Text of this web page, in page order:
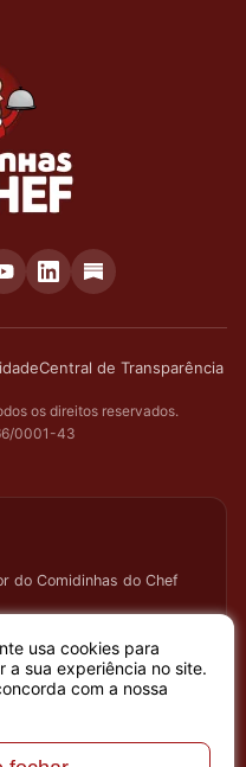
Central de Transparência
os direitos reservados.
0001-43
do Comidinhas do Chef
que apresento, meu
de amor e bem
Meu nome é
Cozinha e Autor do
usa cookies para
a sua experiência no site.
com a nossa